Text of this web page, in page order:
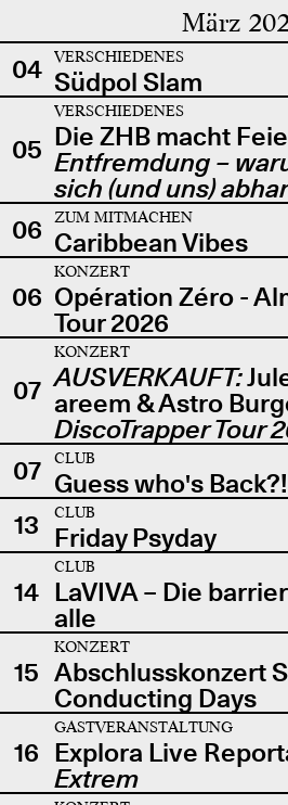
März
04 VERSCHIEDENES
Südpol Slam
05
VERSCHIEDENES
Die ZHB macht
Entfremdung –
sich (und uns)
06
ZUM MITMACHEN
Caribbean Vibes
06
KONZERT
Opération Zéro -
Tour 2026
07
KONZERT
AUSVERKAUFT:
areem & Astro
DiscoTrapper Tour
07
CLUB
Guess who's
13
CLUB
Friday Psyday
14
CLUB
LaVIVA – Die
alle
15
KONZERT
Abschlusskonzert
Conducting Days
16
GASTVERANSTALTUNG
Explora Live
Extrem